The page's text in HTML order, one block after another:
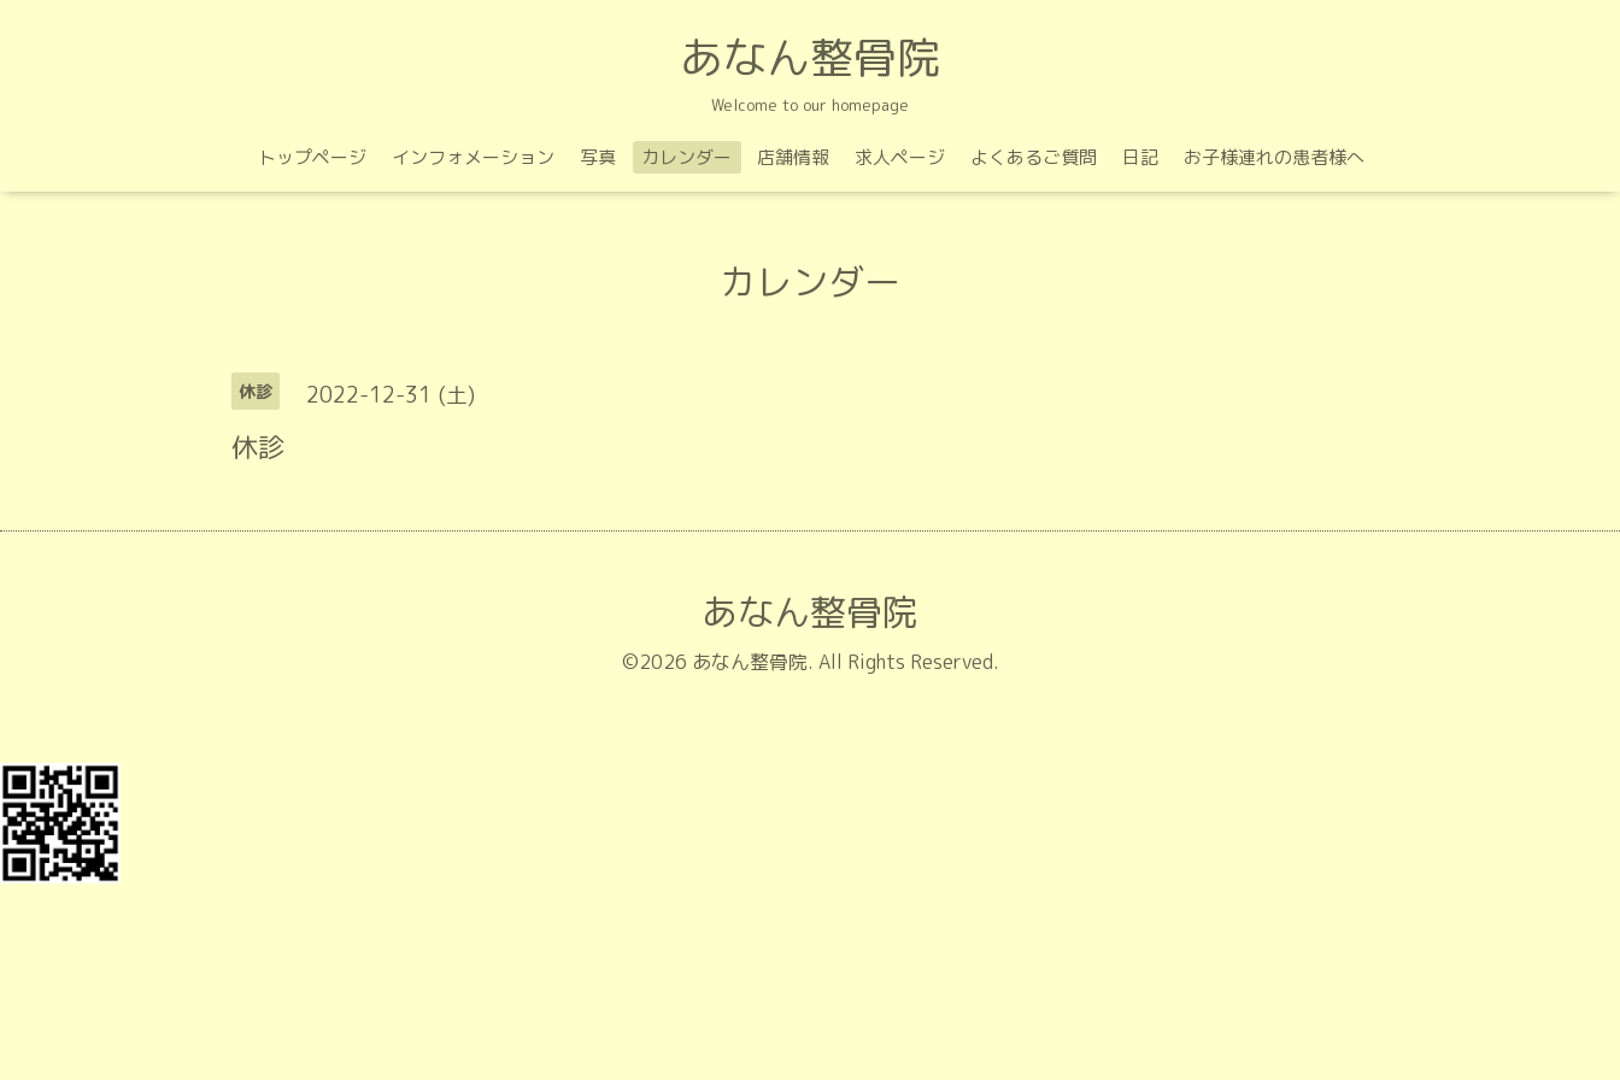
あなん整骨院
Welcome to our homepage
トップページ インフォメーション 写真 カレンダー 店舗情報 求人ページ よくあるご質問 日記 お子様連れの患者様へ
カレンダー
休診 2022-12-31 (土)
休診
あなん整骨院
©2026 あなん整骨院. All Rights Reserved.